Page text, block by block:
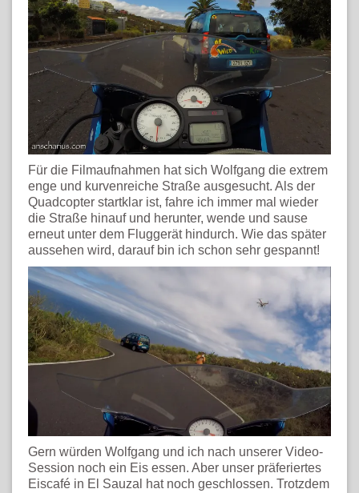
Für die Filmaufnahmen hat sich Wolfgang die extrem
enge und kurvenreiche Straße ausgesucht. Als der
Quadcopter startklar ist, fahre ich immer mal wieder
die Straße hinauf und herunter, wende und sause
erneut unter dem Fluggerät hindurch. Wie das später
aussehen wird, darauf bin ich schon sehr gespannt!
Gern würden Wolfgang und ich nach unserer Video-
Session noch ein Eis essen. Aber unser präferiertes
Eiscafé in El Sauzal hat noch geschlossen. Trotzdem